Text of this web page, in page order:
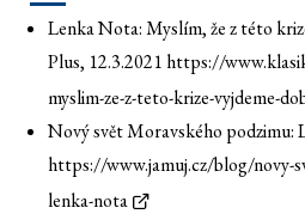
Lenka Nota: Myslím, že z této
Plus, 12.3.2021 https://
myslim-ze-z-teto-krize-vyjdeme-
Nový svět Moravského podzimu:
https://www.jamuj.cz/blog/novy-
lenka-nota